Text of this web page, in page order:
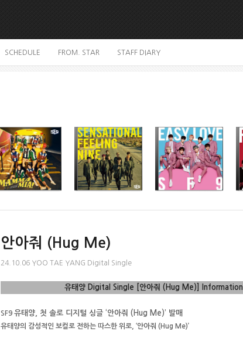
SCHEDULE FROM. STAR STAFF DIARY
안아줘 (Hug Me)
24.10.06 YOO TAE YANG Digital Single
유태양 Digital Single [ 안아줘 (Hug Me)] Information
SF9 유태양 첫 솔로 디지털 싱글 ‘안아줘 (Hug Me)’ 발매
유태양의 감성적인 보컬로 전하는 따스한 위로 , ‘안아줘 (Hug Me)’